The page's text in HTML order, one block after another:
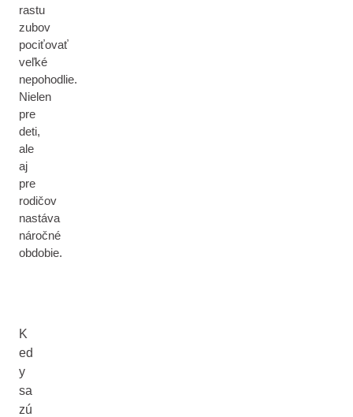
rastu
zubov
pociťovať
veľké
nepohodlie.
Nielen
pre
deti,
ale
aj
pre
rodičov
nastáva
náročné
obdobie.
K
ed
y
sa
zú